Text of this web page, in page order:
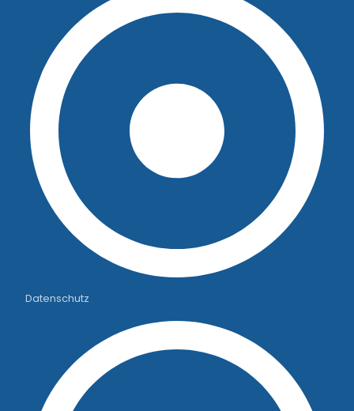
Datenschutz